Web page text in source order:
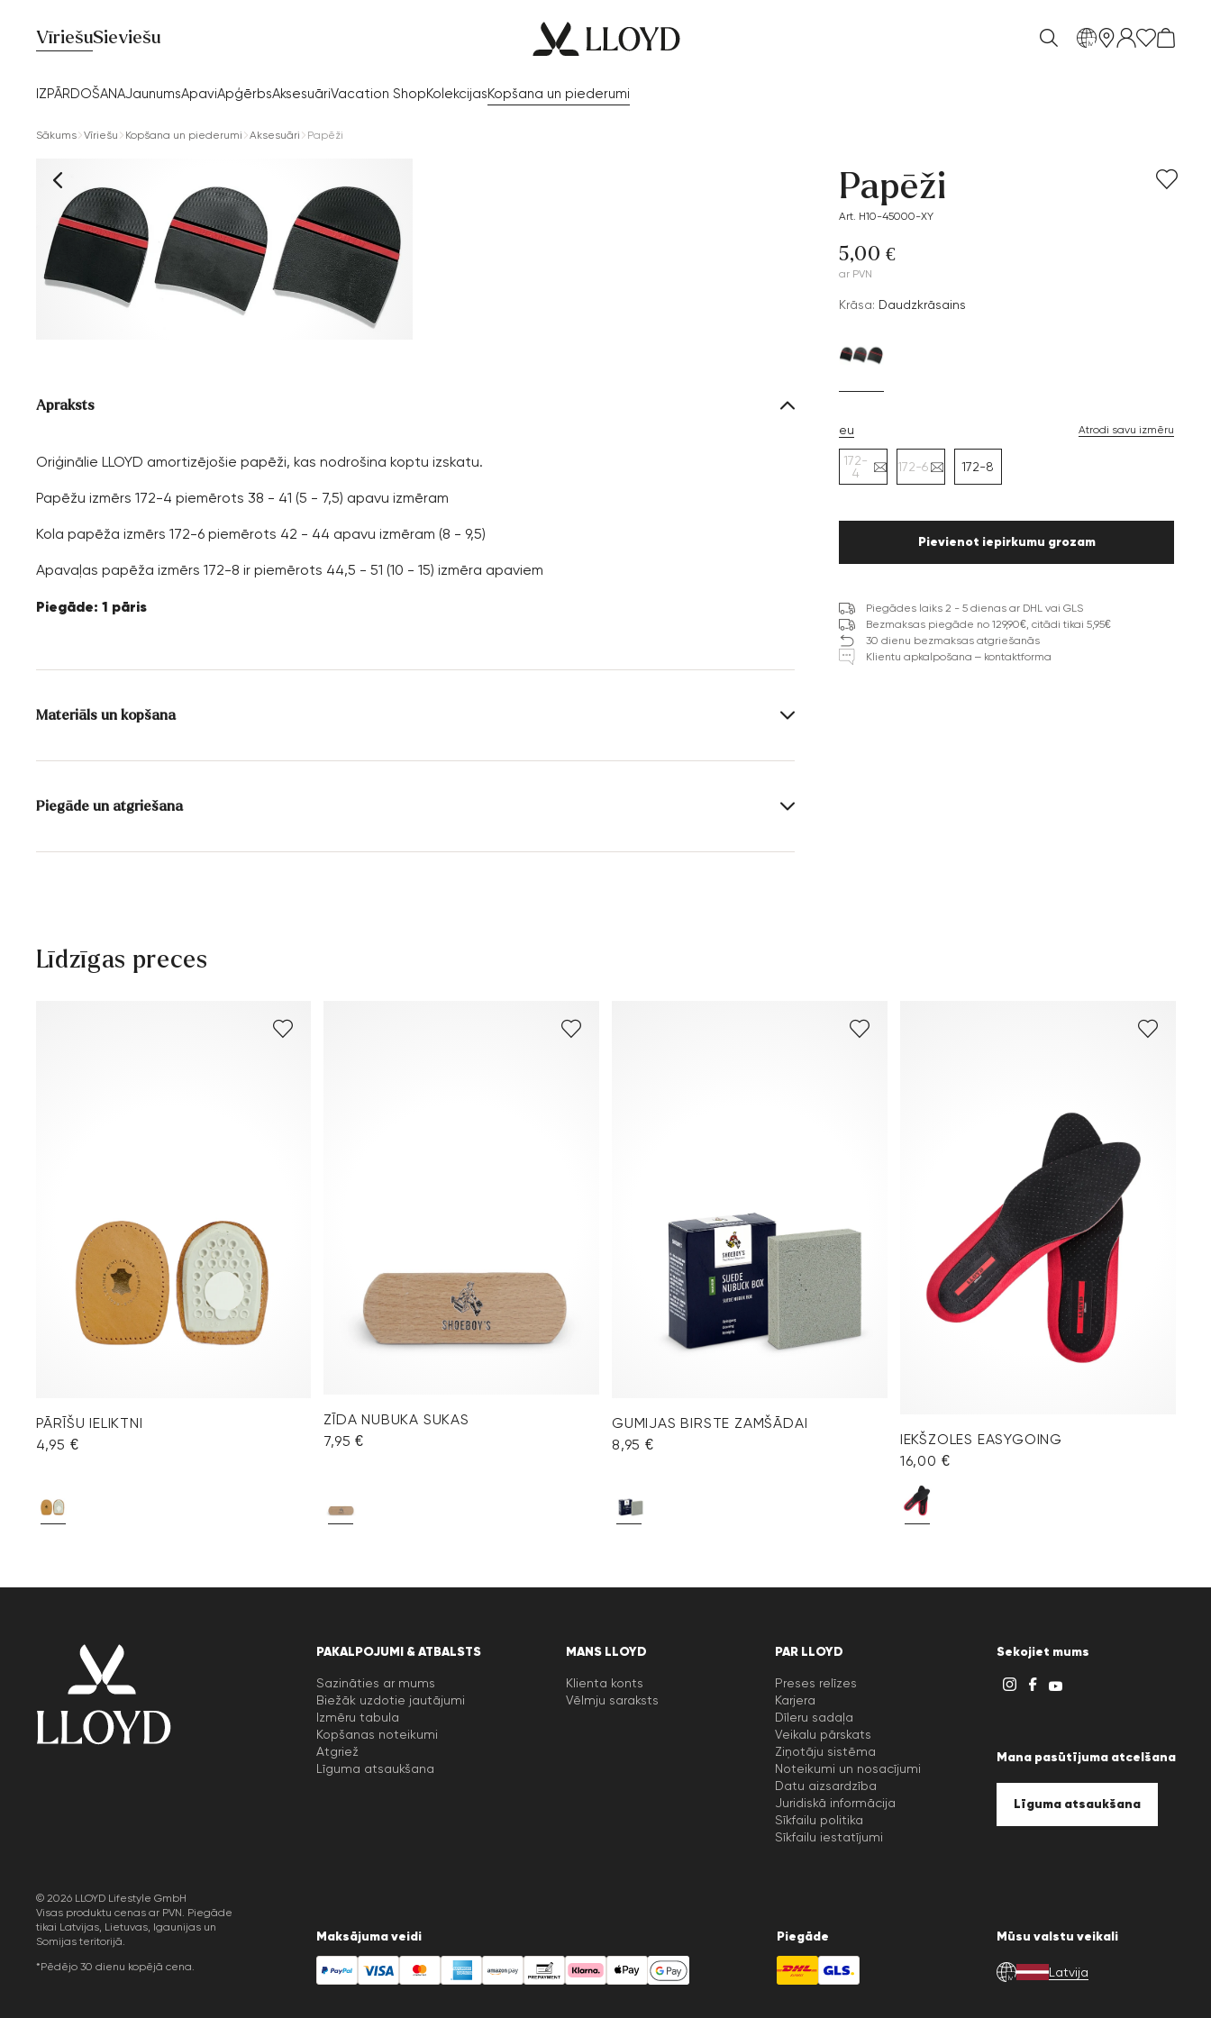
Vīriešu
IZPĀRDOŠANAJaunumsApaviApģērbsAksesuāriVacation ShopKolekcijasKopšana un piederumi
Sieviešu lv
Sākums Vīriešu Kopšana un piederumi Aksesuāri Papēži
Apraksts
Oriģinālie LLOYD amortizējošie papēži, kas nodrošina koptu izskatu.
Papēžu izmērs 172-4 piemērots 38 - 41 (5 - 7,5) apavu izmēram
Kola papēža izmērs 172-6 piemērots 42 - 44 apavu izmēram (8 - 9,5)
Apavaļas papēža izmērs 172-8 ir piemērots 44,5 - 51 (10 - 15) izmēra apaviem
Piegāde: 1 pāris
Materiāls un kopšana
Materiālu sastāvs: 100% Gumija
Piegāde un atgriešana
Piegādes laiks 2 - 5 dienas ar DHL vai GLS
Papildu informāciju par šo tēmu vari atrast sadaļā
Papēži
Art. H10-45000-XY
5,00 €
ar PVN
Krāsa: Daudzkrāsains
eu Atrodi savu izmēru
172-
4
172-6 172-8
Pievienot iepirkumu grozam
Piegādes laiks 2 - 5 dienas ar DHL vai GLS
Bezmaksas piegāde no 129,90€, citādi tikai 5,95€
30 dienu bezmaksas atgriešanās
Klientu apkalpošana – kontaktforma
Līdzīgas preces
PĀRĪŠU IELIKTNI
4,95 €
ZĪDA NUBUKA SUKAS
7,95 €
GUMIJAS BIRSTE ZAMŠĀDAI
8,95 €
IEKŠZOLES EASYGOING
16,00 €
PAKALPOJUMI & ATBALSTS
Sazināties ar mums
Biežāk uzdotie jautājumi
Izmēru tabula
Kopšanas noteikumi
Atgriež
Līguma atsaukšana
MANS LLOYD
Klienta konts
Vēlmju saraksts
PAR LLOYD
Preses relīzes
Karjera
Dīleru sadaļa
Veikalu pārskats
Ziņotāju sistēma
Noteikumi un nosacījumi
Datu aizsardzība
Juridiskā informācija
Sīkfailu politika
Sīkfailu iestatījumi
Sekojiet mums
Mana pasūtījuma atcelšana
Līguma atsaukšana
Maksājuma veidi Piegāde Mūsu valstu veikali
lv Latvija
© 2026 LLOYD Lifestyle GmbH
Visas produktu cenas ar PVN. Piegāde
tikai Latvijas, Lietuvas, Igaunijas un
Somijas teritorijā.
*Pēdējo 30 dienu kopējā cena.